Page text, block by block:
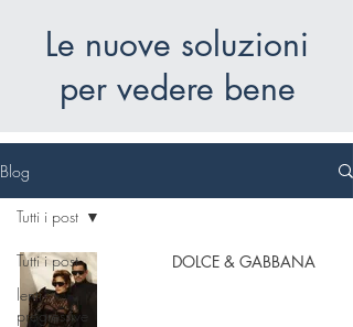
Le nuove soluzioni
per vedere bene
Blog
Tutti i post
lenti
progressive
Tutti i post
DOLCE & GABBANA